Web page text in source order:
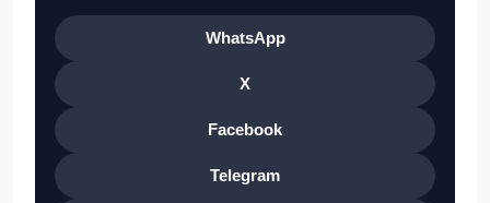
WhatsApp
X
Facebook
Telegram